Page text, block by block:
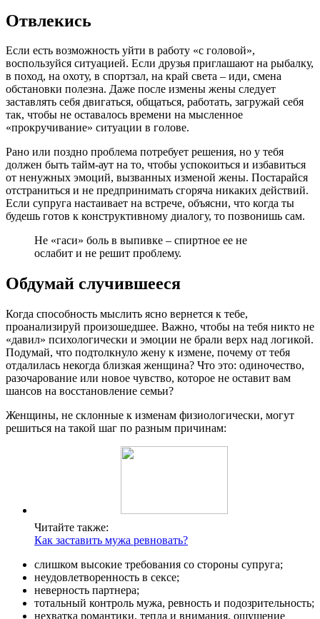
Отвлекись
Если есть возможность уйти в работу «с головой»,
воспользуйся ситуацией. Если друзья приглашают на рыбалку,
в поход, на охоту, в спортзал, на край света – иди, смена
обстановки полезна. Даже после измены жены следует
заставлять себя двигаться, общаться, работать, загружай себя
так, чтобы не оставалось времени на мысленное
«прокручивание» ситуации в голове.
Рано или поздно проблема потребует решения, но у тебя
должен быть тайм-аут на то, чтобы успокоиться и избавиться
от ненужных эмоций, вызванных изменой жены. Постарайся
отстраниться и не предпринимать сгоряча никаких действий.
Если супруга настаивает на встрече, объясни, что когда ты
будешь готов к конструктивному диалогу, то позвонишь сам.
Не «гаси» боль в выпивке – спиртное ее не
ослабит и не решит проблему.
Обдумай случившееся
Когда способность мыслить ясно вернется к тебе,
проанализируй произошедшее. Важно, чтобы на тебя никто не
«давил» психологически и эмоции не брали верх над логикой.
Подумай, что подтолкнуло жену к измене, почему от тебя
отдалилась некогда близкая женщина? Что это: одиночество,
разочарование или новое чувство, которое не оставит вам
шансов на восстановление семьи?
Женщины, не склонные к изменам физиологически, могут
решиться на такой шаг по разным причинам:
Читайте также:
Как заставить мужа ревновать?
слишком высокие требования со стороны супруга;
неудовлетворенность в сексе;
неверность партнера;
тотальный контроль мужа, ревность и подозрительность;
нехватка романтики, тепла и внимания, ощущение